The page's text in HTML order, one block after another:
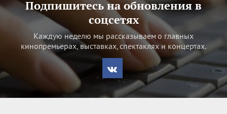
Подпишитесь на обновления в
соцсетях
Каждую неделю мы рассказываем о главных
кинопремьерах, выставках, спектаклях и концертах.